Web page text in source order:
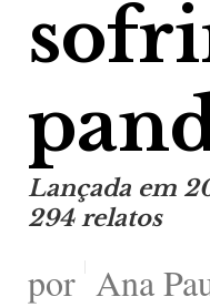
Lançada em
294 relatos
por Ana